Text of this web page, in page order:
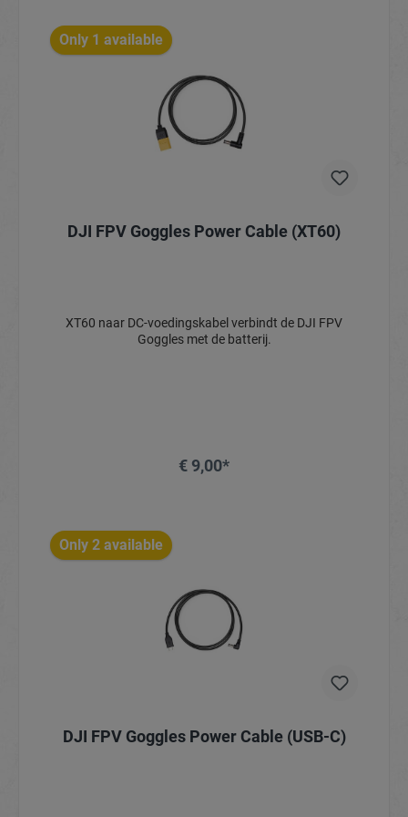
Only 1 available
DJI FPV Goggles Power Cable (XT60)
XT60 naar DC-voedingskabel verbindt de DJI FPV
Goggles met de batterij.
€ 9,00*
Only 2 available
DJI FPV Goggles Power Cable (USB-C)